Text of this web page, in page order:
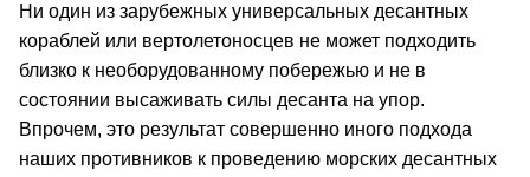
Ни один из зарубежных универсальных десантных
кораблей или вертолетоносцев не может подходить
близко к необорудованному побережью и не в
состоянии высаживать силы десанта на упор.
Впрочем, это результат совершенно иного подхода
наших противников к проведению морских десантных